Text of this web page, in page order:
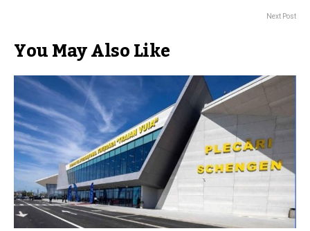
Next Post
You May Also Like